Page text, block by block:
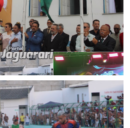
com missa, ato cívico e